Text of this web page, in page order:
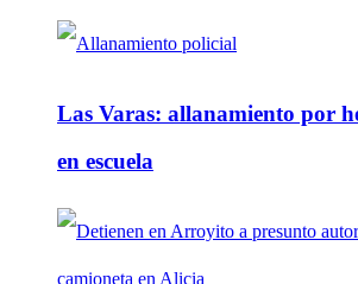
Las Varas: allanamiento por
en escuela